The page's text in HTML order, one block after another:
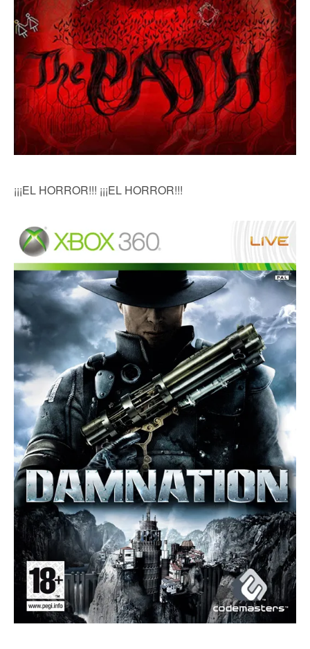
¡¡¡EL HORROR!!! ¡¡¡EL HORROR!!!